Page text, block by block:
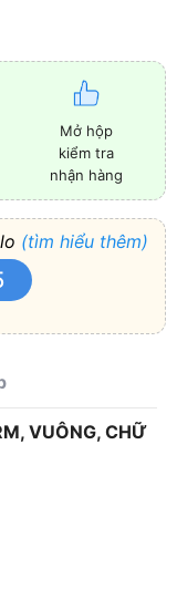
Mở hộp
kiểm tra
nhận hàng
(tìm hiểu thêm)
VUÔNG, CHỮ